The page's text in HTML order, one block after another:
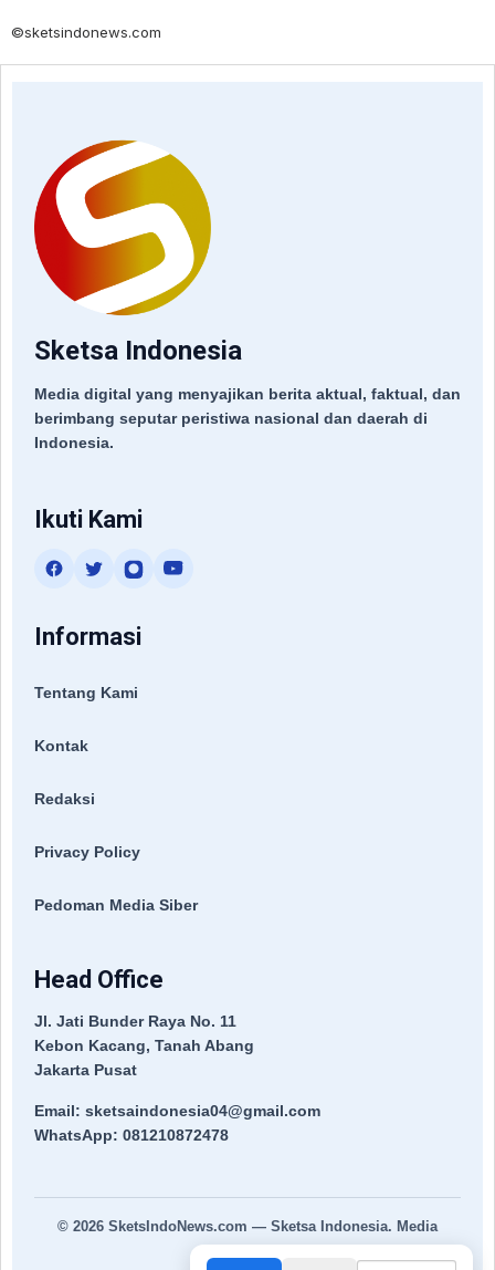
©sketsindonews.com
Sketsa Indonesia
Media digital yang menyajikan berita aktual, faktual, dan
berimbang seputar peristiwa nasional dan daerah di
Indonesia.
Ikuti Kami
Informasi
Tentang Kami
Kontak
Redaksi
Privacy Policy
Pedoman Media Siber
Head Office
Jl. Jati Bunder Raya No. 11
Kebon Kacang, Tanah Abang
Jakarta Pusat
Email: sketsaindonesia04@gmail.com
WhatsApp: 081210872478
© 2026 SketsIndoNews.com — Sketsa Indonesia. Media